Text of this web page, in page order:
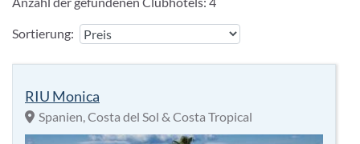
Sortierung:
RIU Monica
Spanien, Costa del Sol & Costa Tropical